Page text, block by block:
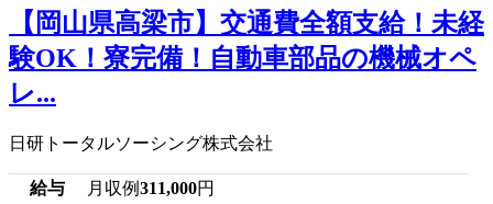
【岡山県高梁市】交通費全額支給！未経
験OK！寮完備！自動車部品の機械オペ
レ...
日研トータルソーシング株式会社
給与 月収例311,000円